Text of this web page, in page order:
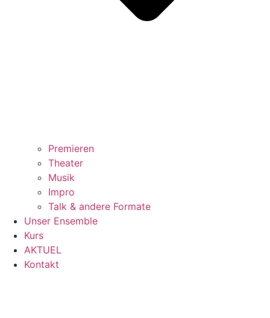
Premieren
Theater
Musik
Impro
Talk & andere Formate
Unser Ensemble
Kurs
AKTUEL
Kontakt